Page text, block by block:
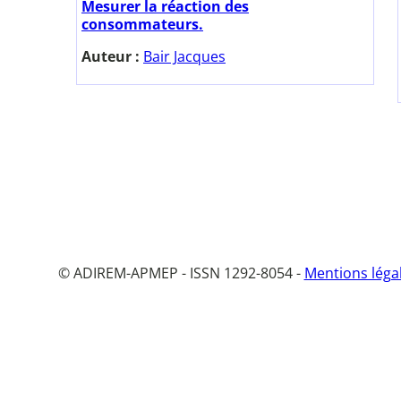
Mesurer la réaction des
consommateurs.
Auteur : Bair Jacques
© ADIREM-APMEP - ISSN 1292-8054 - Mentions